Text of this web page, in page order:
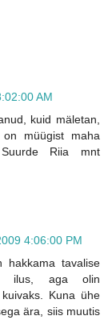
AM
kuid mäletan,
müügist maha
Riia mnt
4:06:00 PM
hakkama tavalise
ilus, aga olin
Kuna ühe
ära, siis muutis